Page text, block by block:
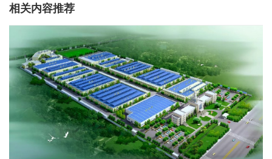
相关内容推荐